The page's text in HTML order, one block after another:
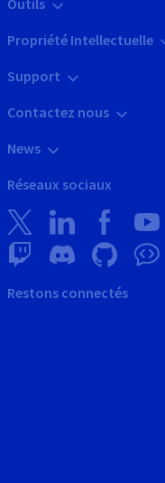
Propriété Intellectuelle
Support
Contactez nous
News
Réseaux sociaux
Restons connectés